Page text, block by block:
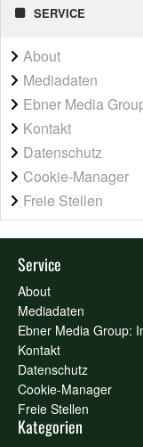
SERVICE
About
Mediadaten
Ebner Media
Kontakt
Datenschutz
Cookie-Manager
Freie Stellen
Service
About
Mediadaten
Ebner Media Group:
Kontakt
Datenschutz
Cookie-Manager
Freie Stellen
Kategorien